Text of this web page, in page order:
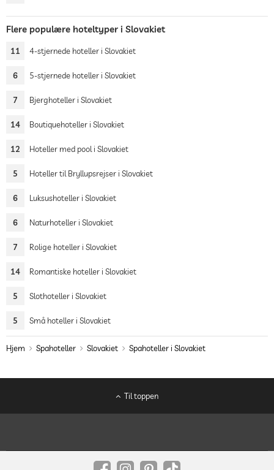
Flere populære hoteltyper i Slovakiet
11 4-stjernede hoteller i Slovakiet
6 5-stjernede hoteller i Slovakiet
7 Bjerghoteller i Slovakiet
14 Boutiquehoteller i Slovakiet
12 Hoteller med pool i Slovakiet
5 Hoteller til Bryllupsrejser i Slovakiet
6 Luksushoteller i Slovakiet
6 Naturhoteller i Slovakiet
7 Rolige hoteller i Slovakiet
14 Romantiske hoteller i Slovakiet
5 Slothoteller i Slovakiet
5 Små hoteller i Slovakiet
Hjem Spahoteller Slovakiet Spahoteller i Slovakiet
Til toppen